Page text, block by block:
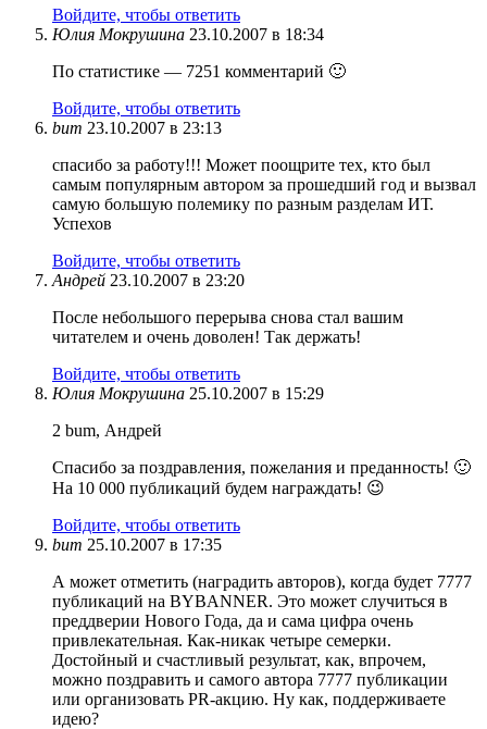
Войдите, чтобы ответить
Юлия Мокрушина 23.10.2007 в 18:34
По статистике — 7251 комментарий 🙂
Войдите, чтобы ответить
bum 23.10.2007 в 23:13
спасибо за работу!!! Может поощрите тех, кто был
самым популярным автором за прошедший год и вызвал
самую большую полемику по разным разделам ИТ.
Успехов
Войдите, чтобы ответить
Андрей 23.10.2007 в 23:20
После небольшого перерыва снова стал вашим
читателем и очень доволен! Так держать!
Войдите, чтобы ответить
Юлия Мокрушина 25.10.2007 в 15:29
2 bum, Андрей
Спасибо за поздравления, пожелания и преданность! 🙂
На 10 000 публикаций будем награждать! 😉
Войдите, чтобы ответить
bum 25.10.2007 в 17:35
А может отметить (наградить авторов), когда будет 7777
публикаций на BYBANNER. Это может случиться в
преддверии Нового Года, да и сама цифра очень
привлекательная. Как-никак четыре семерки.
Достойный и счастливый результат, как, впрочем,
можно поздравить и самого автора 7777 публикации
или организовать PR-акцию. Ну как, поддерживаете
идею?